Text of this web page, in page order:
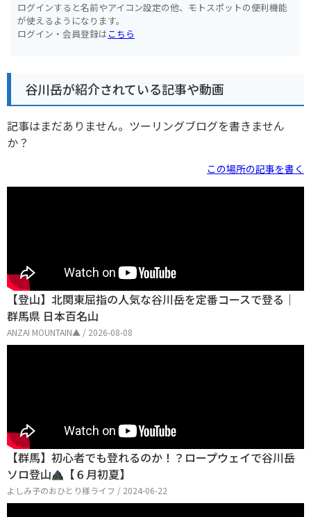
ログインすると名前やアイコン設定の他、モトスポットの便利機能
が使えるようになります。
ログイン・会員登録はこちら
谷川岳が紹介されている記事や動画
記事はまだありません。ツーリングブログを書きません
か？
この場所の記事を書く
【登山】北関東屈指の人気な谷川岳を定番コースで登る｜
群馬県 日本百名山
ANZAI MOUNTAIN▲ / 2026-08-08
【群馬】初心者でも登れるのか！？ロープウェイで谷川岳
ソロ登山
【６月初夏】
よしみ子のおひとり様ライフ / 2024-06-22